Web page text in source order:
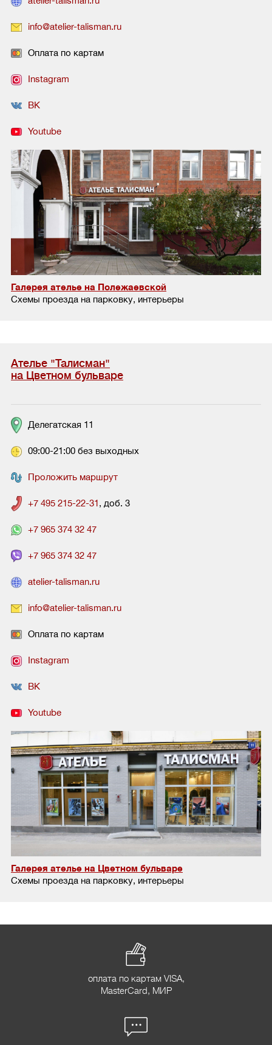
info@atelier-talisman.ru
Оплата по картам
Instagram
ВК
Youtube
Галерея ателье на Полежаевской
Схемы проезда на парковку, интерьеры
Ателье "Талисман"
на Цветном бульваре
Делегатская 11
09:00-21:00 без выходных
Проложить маршрут
+7 495 215-22-31 , доб. 3
+7 965 374 32 47
+7 965 374 32 47
atelier-talisman.ru
info@atelier-talisman.ru
Оплата по картам
Instagram
ВК
Youtube
Галерея ателье на Цветном бульваре
Схемы проезда на парковку, интерьеры
оплата по картам VISA,
MasterCard, МИР